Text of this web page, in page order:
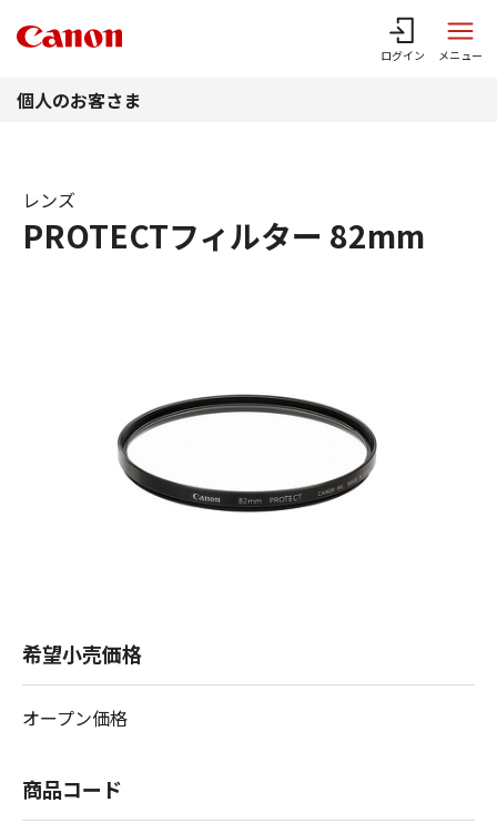
ログイン メニュー
個人のお客さま
PROTECTフィルター 82mm
レンズ
希望小売価格
オープン価格
商品コード